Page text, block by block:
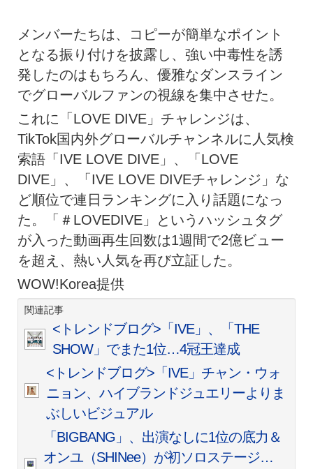
メンバーたちは、コピーが簡単なポイント
となる振り付けを披露し、強い中毒性を誘
発したのはもちろん、優雅なダンスライン
でグローバルファンの視線を集中させた。
これに「LOVE DIVE」チャレンジは、
TikTok国内外グローバルチャンネルに人気検
索語「IVE LOVE DIVE」、「LOVE
DIVE」、「IVE LOVE DIVEチャレンジ」な
ど順位で連日ランキングに入り話題になっ
た。「＃LOVEDIVE」というハッシュタグ
が入った動画再生回数は1週間で2億ビュー
を超え、熱い人気を再び立証した。
WOW!Korea提供
関連記事
<トレンドブログ>「IVE」、「THE
SHOW」でまた1位…4冠王達成
<トレンドブログ>「IVE」チャン・ウォ
ニョン、ハイブランドジュエリーよりま
ぶしいビジュアル
「BIGBANG」、出演なしに1位の底力＆
オンユ（SHINee）が初ソロステージ…